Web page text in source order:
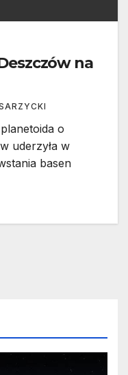
na
o
uderzyła w
basen